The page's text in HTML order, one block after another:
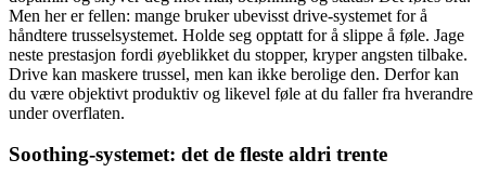
Men her er fellen: mange bruker ubevisst drive-systemet for å
håndtere trusselsystemet. Holde seg opptatt for å slippe å føle. Jage
neste prestasjon fordi øyeblikket du stopper, kryper angsten tilbake.
Drive kan maskere trussel, men kan ikke berolige den. Derfor kan
du være objektivt produktiv og likevel føle at du faller fra hverandre
under overflaten.
Soothing-systemet: det de fleste aldri trente